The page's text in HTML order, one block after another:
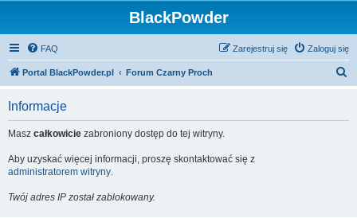
BlackPowder
FAQ Zaloguj się
Zarejestruj się
Portal BlackPowder.pl Forum Czarny Proch
Informacje
Masz całkowicie zabroniony dostęp do tej witryny.
Aby uzyskać więcej informacji, proszę skontaktować się z
administratorem witryny.
Twój adres IP został zablokowany.